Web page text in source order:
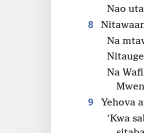
Nao
8
Na
Na
9
Yehova
‘Kwa